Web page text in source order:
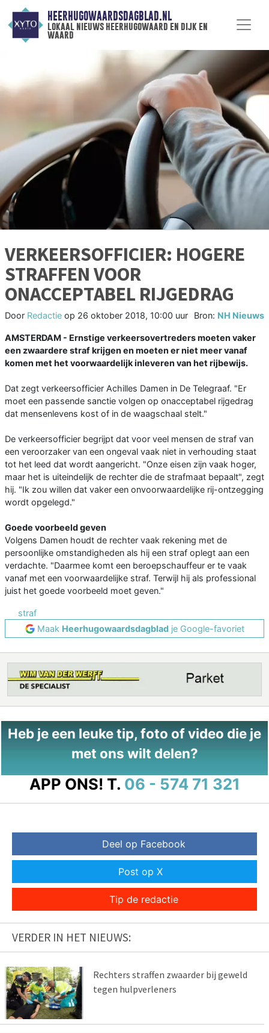
HEERHUGOWAARDSDAGBLAD.NL
lokaal nieuws heerhugowaard en dijk en
waard
VERKEERSOFFICIER: HOGERE
STRAFFEN VOOR
ONACCEPTABEL RIJGEDRAG
Door Redactie op 26 oktober 2018, 10:00 uur Bron: NH Nieuws
AMSTERDAM - Ernstige verkeersovertreders moeten vaker
een zwaardere straf krijgen en moeten er niet meer vanaf
komen met het voorwaardelijk inleveren van het rijbewijs.
Dat zegt verkeersofficier Achilles Damen in De Telegraaf. "Er
moet een passende sanctie volgen op onacceptabel rijgedrag
dat mensenlevens kost of in de waagschaal stelt."
De verkeersofficier begrijpt dat voor veel mensen de straf van
een veroorzaker van een ongeval vaak niet in verhouding staat
tot het leed dat wordt aangericht. "Onze eisen zijn vaak hoger,
maar het is uiteindelijk de rechter die de strafmaat bepaalt", zegt
hij. "Ik zou willen dat vaker een onvoorwaardelijke rij-ontzegging
wordt opgelegd."
Goede voorbeeld geven
Volgens Damen houdt de rechter vaak rekening met de
persoonlijke omstandigheden als hij een straf oplegt aan een
verdachte. "Daarmee komt een beroepschauffeur er te vaak
vanaf met een voorwaardelijke straf. Terwijl hij als professional
juist het goede voorbeeld moet geven."
straf
Maak Heerhugowaardsdagbladje Google-favoriet
Heb je een leuke tip, foto of video die je
met ons wilt delen?
APP ONS! T. 06 - 574 71 321
Deel op Facebook
Post op X
Tip de redactie
VERDER IN HET NIEUWS:
Rechters straffen zwaarder bij geweld
tegen hulpverleners